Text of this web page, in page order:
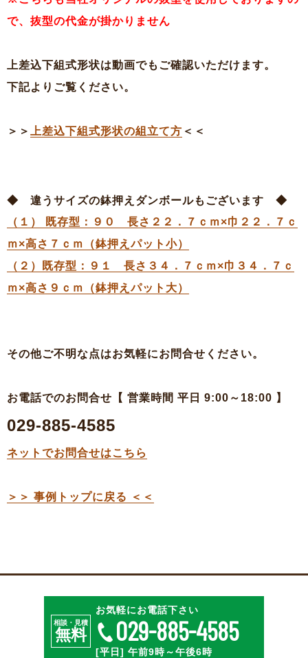
で、抜型の代金が掛かりません
上差込下組式形状は動画でもご確認いただけます。
下記よりご覧ください。
＞＞ 上差込下組式形状の組立て方 ＜＜
◆ 違うサイズの鉢押えダンボールもございます ◆
（１） 既存型：９０ 長さ２２．７ｃｍ×巾２２．７ｃ
ｍ×高さ７ｃｍ（鉢押えパット小）
（２）既存型：９１ 長さ３４．７ｃｍ×巾３４．７ｃ
ｍ×高さ９ｃｍ（鉢押えパット大）
その他ご不明な点はお気軽にお問合せください。
お電話でのお問合せ【 営業時間 平日 9:00～18:00 】
029-885-4585
ネットでお問合せはこちら
＞＞ 事例トップに戻る ＜＜
相談・見積
無料
お気軽にお電話下さい
029-885-4585
[平日] 午前9時～午後6時